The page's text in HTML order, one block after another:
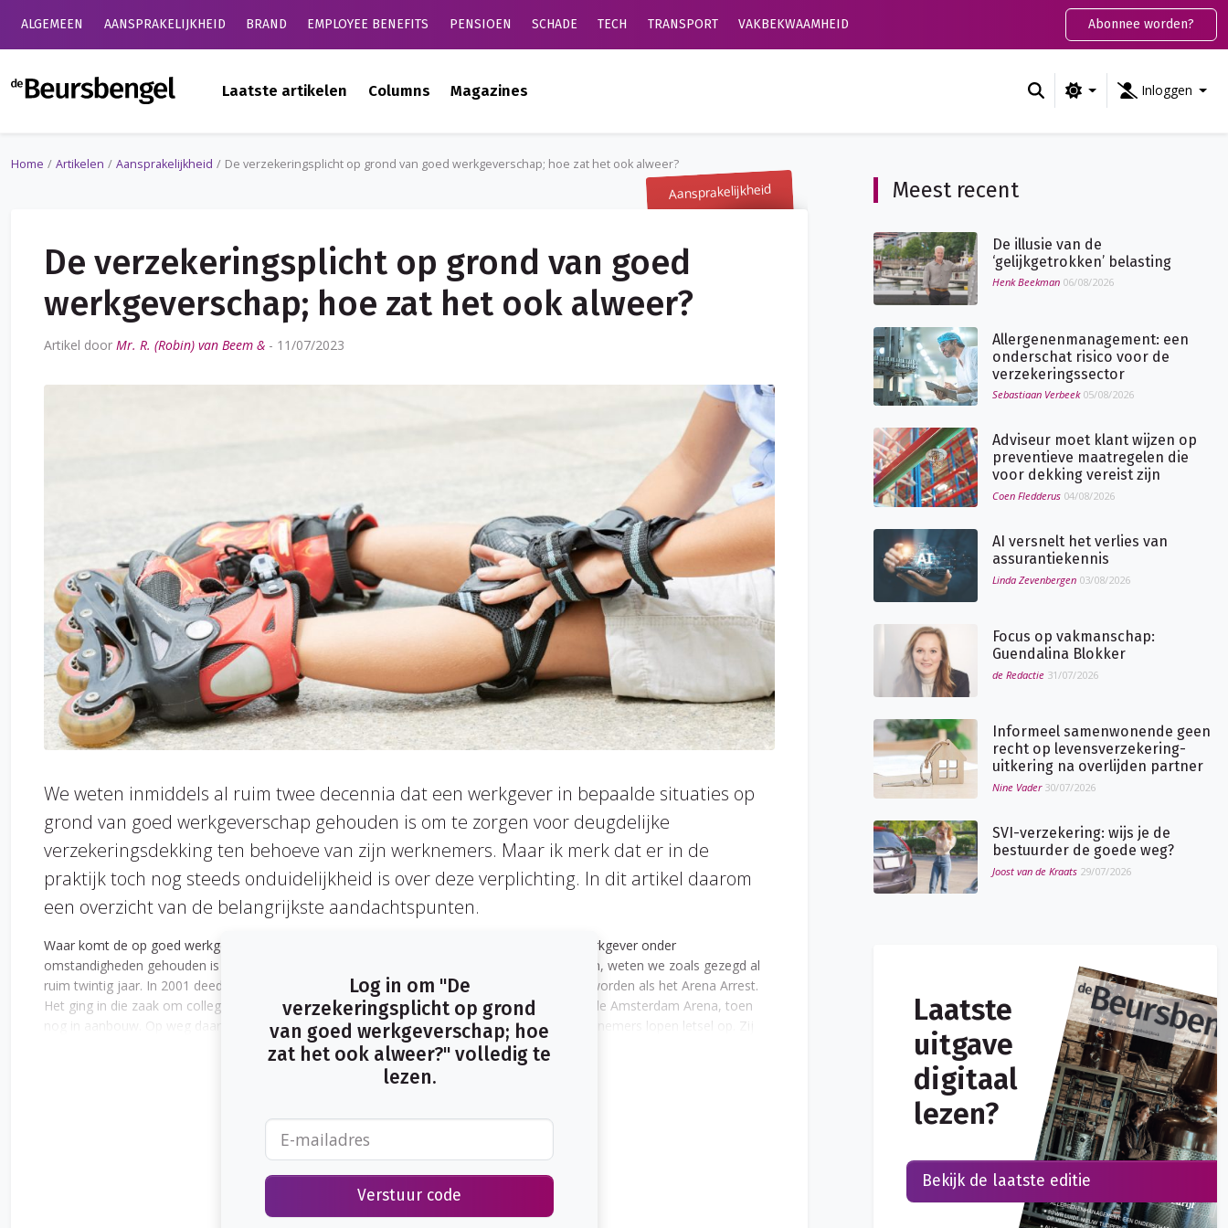
ALGEMEEN AANSPRAKELIJKHEID BRAND EMPLOYEE BENEFITS PENSIOEN SCHADE TECH TRANSPORT VAKBEKWAAMHEID Abonnee worden?
de Beursbengel
Laatste artikelen Columns Magazines Inloggen
Home Artikelen Aansprakelijkheid De verzekeringsplicht op grond van goed werkgeverschap; hoe zat het ook alweer?
Aansprakelijkheid
De verzekeringsplicht op grond van goed
werkgeverschap; hoe zat het ook alweer?
Artikel door Mr. R. (Robin) van Beem & - 11/07/2023
We weten inmiddels al ruim twee decennia dat een werkgever in bepaalde situaties op
grond van goed werkgeverschap gehouden is om te zorgen voor deugdelijke
verzekeringsdekking ten behoeve van zijn werknemers. Maar ik merk dat er in de
praktijk toch nog steeds onduidelijkheid is over deze verplichting. In dit artikel daarom
een overzicht van de belangrijkste aandachtspunten.
Waar komt de op goed werkgeverschap gebaseerde verzekeringsplicht vandaan? Dat een werkgever onder
omstandigheden gehouden is om een verzekering ten behoeve van zijn werknemers te sluiten, weten we zoals gezegd al
ruim twintig jaar. In 2001 deed de Hoge Raad namelijk uitspraak in een zaak die bekend is geworden als het Arena Arrest.
Het ging in die zaak om collega’s van een bouwbedrijf die met een busje op weg waren naar de Amsterdam Arena, toen
nog in aanbouw. Op weg daarheen worden zij slachtoffer van een eenzijdig ongeval. Alle werknemers lopen letsel op. Zij
krijgen hun letselschade vergoed op grond van de WAM-verzekering die voor het busje gesloten is. Maar niet iedereen: de
bestuurder heeft geen dekking op die verzekering.
Log in om "De
verzekeringsplicht op grond
van goed werkgeverschap; hoe
zat het ook alweer?" volledig te
lezen.
Verstuur code
Meest recent
De illusie van de
‘gelijkgetrokken’ belasting
Henk Beekman 06/08/2026
Allergenenmanagement: een
onderschat risico voor de
verzekeringssector
Sebastiaan Verbeek 05/08/2026
Adviseur moet klant wijzen op
preventieve maatregelen die
voor dekking vereist zijn
Coen Fledderus 04/08/2026
AI versnelt het verlies van
assurantiekennis
Linda Zevenbergen 03/08/2026
Focus op vakmanschap:
Guendalina Blokker
de Redactie 31/07/2026
Informeel samenwonende geen
recht op levensverzekering-
uitkering na overlijden partner
Nine Vader 30/07/2026
SVI-verzekering: wijs je de
bestuurder de goede weg?
Joost van de Kraats 29/07/2026
Laatste
uitgave
digitaal
lezen?
Bekijk de laatste editie